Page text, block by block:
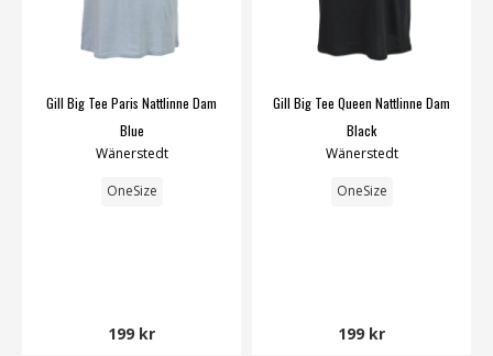
Gill Big Tee Paris Nattlinne Dam
Blue
Wänerstedt
OneSize
199 kr
Gill Big Tee Queen Nattlinne Dam
Black
Wänerstedt
OneSize
199 kr